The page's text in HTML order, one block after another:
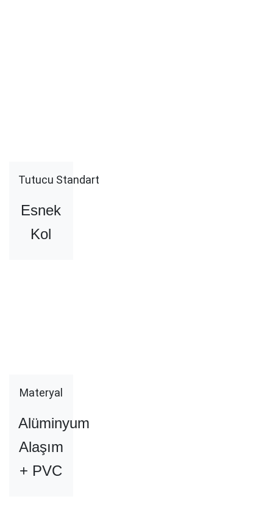
Tutucu Standart
Esnek
Kol
Materyal
Alüminyum
Alaşım
+ PVC